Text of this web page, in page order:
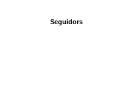
Seguidors